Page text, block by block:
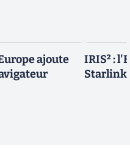
ajoute
IRIS² :
Starlink,